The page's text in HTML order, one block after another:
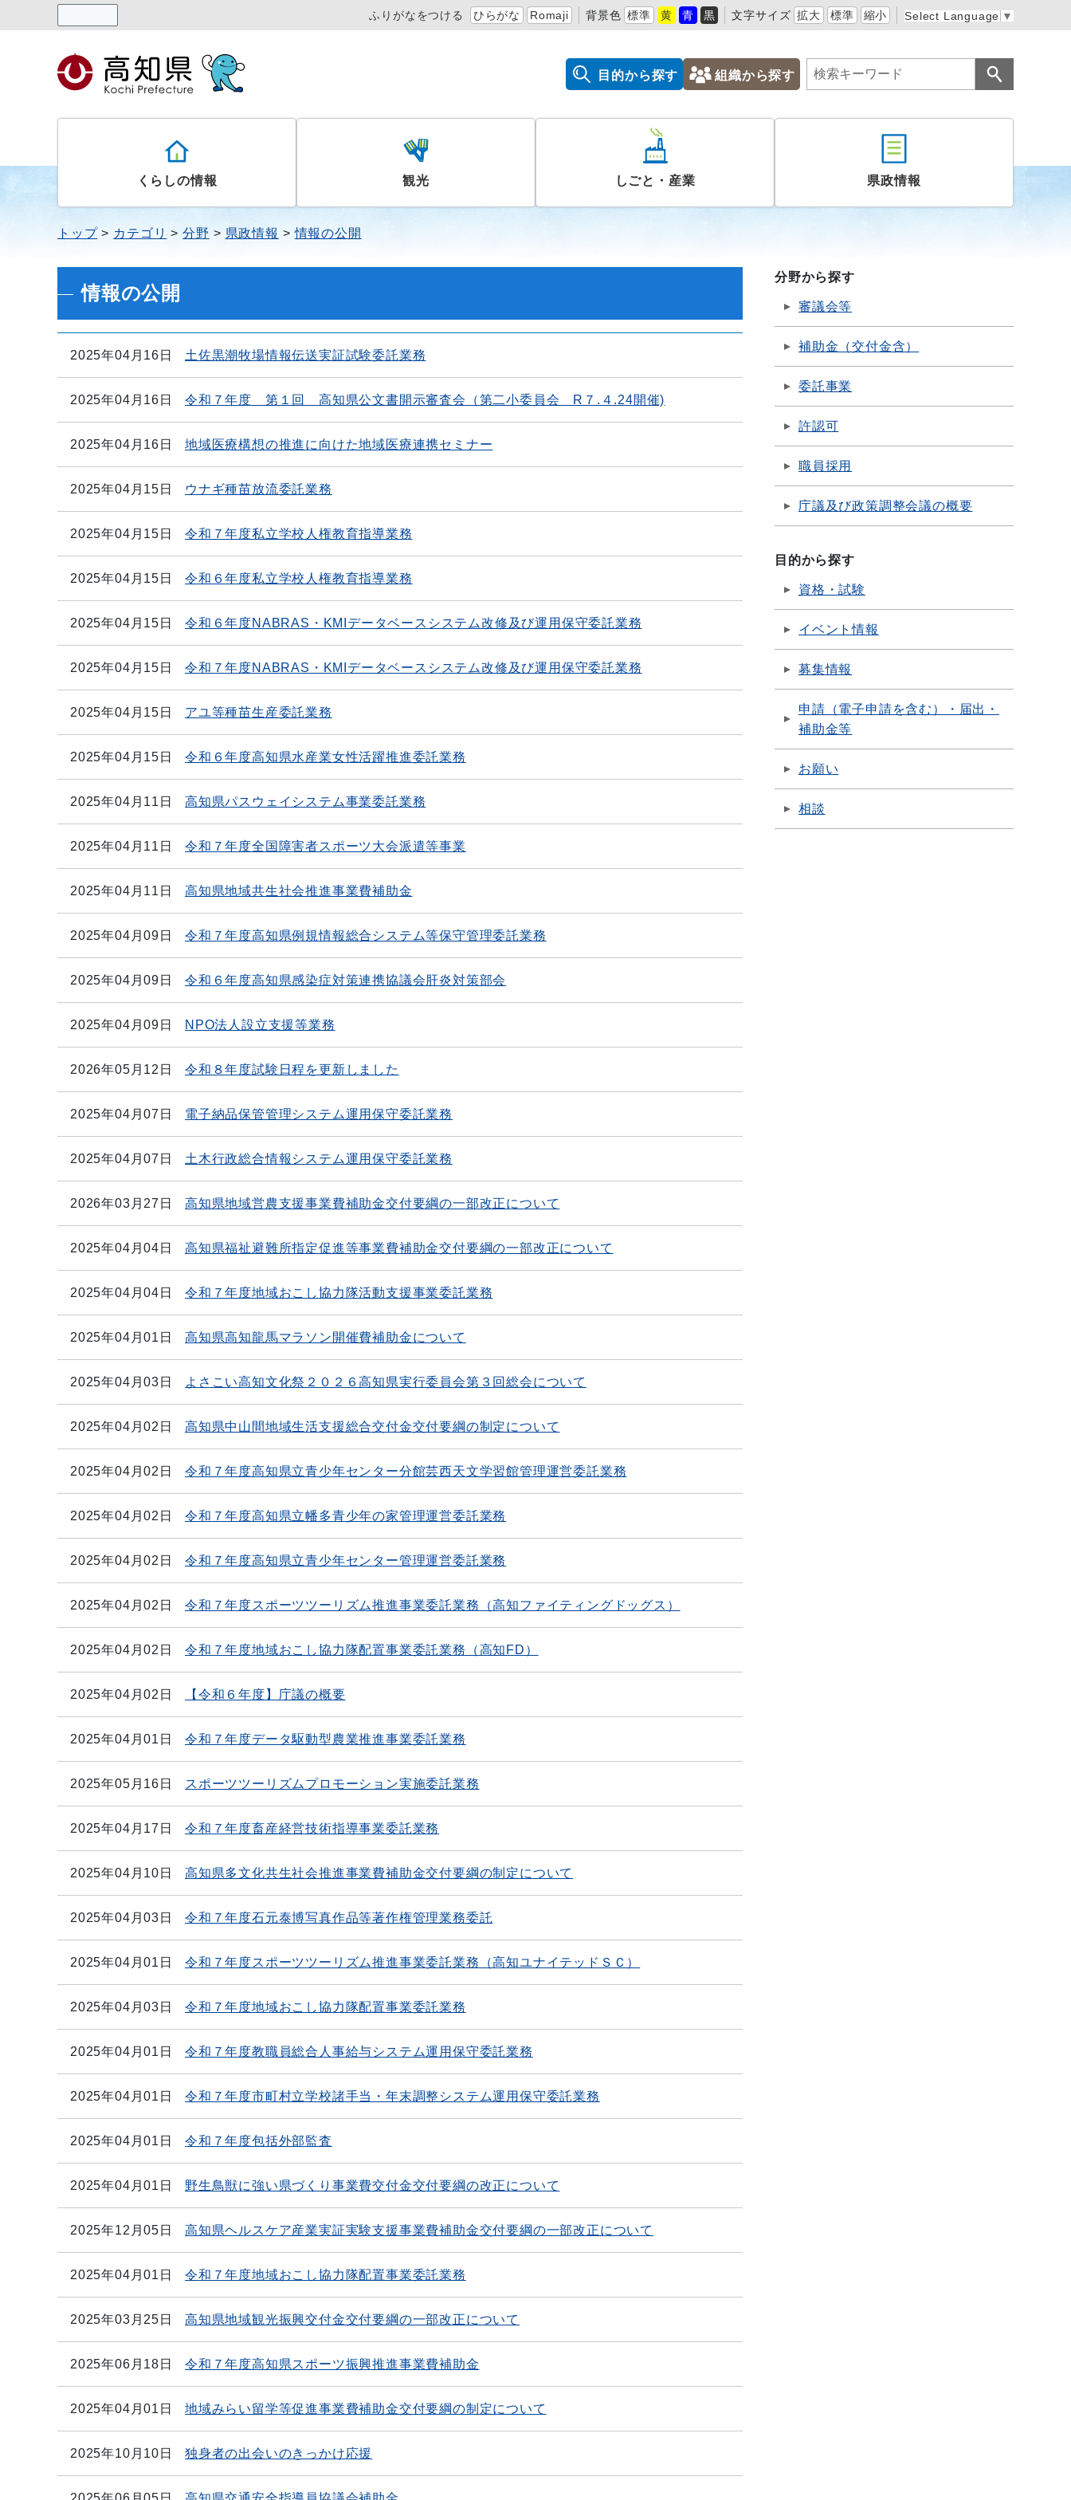
ふりがなをつける ひらがな Romaji 背景色 標準 黄 青 黒 文字サイズ 拡大 標準 縮小 Select Language ▼
目的から探す 組織から探す
くらしの情報 観光 しごと・産業 県政情報
トップ カテゴリ 分野 県政情報 情報の公開
情報の公開
2025年04月16日 土佐黒潮牧場情報伝送実証試験委託業務
2025年04月16日 令和７年度 第１回 高知県公文書開示審査会（第二小委員会 R７.４.24開催)
2025年04月16日 地域医療構想の推進に向けた地域医療連携セミナー
2025年04月15日 ウナギ種苗放流委託業務
2025年04月15日 令和７年度私立学校人権教育指導業務
2025年04月15日 令和６年度私立学校人権教育指導業務
2025年04月15日 令和６年度NABRAS・KMIデータベースシステム改修及び運用保守委託業務
2025年04月15日 令和７年度NABRAS・KMIデータベースシステム改修及び運用保守委託業務
2025年04月15日 アユ等種苗生産委託業務
2025年04月15日 令和６年度高知県水産業女性活躍推進委託業務
2025年04月11日 高知県パスウェイシステム事業委託業務
2025年04月11日 令和７年度全国障害者スポーツ大会派遣等事業
2025年04月11日 高知県地域共生社会推進事業費補助金
2025年04月09日 令和７年度高知県例規情報総合システム等保守管理委託業務
2025年04月09日 令和６年度高知県感染症対策連携協議会肝炎対策部会
2025年04月09日 NPO法人設立支援等業務
2026年05月12日 令和８年度試験日程を更新しました
2025年04月07日 電子納品保管管理システム運用保守委託業務
2025年04月07日 土木行政総合情報システム運用保守委託業務
2026年03月27日 高知県地域営農支援事業費補助金交付要綱の一部改正について
2025年04月04日 高知県福祉避難所指定促進等事業費補助金交付要綱の一部改正について
2025年04月04日 令和７年度地域おこし協力隊活動支援事業委託業務
2025年04月01日 高知県高知龍馬マラソン開催費補助金について
2025年04月03日 よさこい高知文化祭２０２６高知県実行委員会第３回総会について
2025年04月02日 高知県中山間地域生活支援総合交付金交付要綱の制定について
2025年04月02日 令和７年度高知県立青少年センター分館芸西天文学習館管理運営委託業務
2025年04月02日 令和７年度高知県立幡多青少年の家管理運営委託業務
2025年04月02日 令和７年度高知県立青少年センター管理運営委託業務
2025年04月02日 令和７年度スポーツツーリズム推進事業委託業務（高知ファイティングドッグス）
2025年04月02日 令和７年度地域おこし協力隊配置事業委託業務（高知FD）
2025年04月02日 【令和６年度】庁議の概要
2025年04月01日 令和７年度データ駆動型農業推進事業委託業務
2025年05月16日 スポーツツーリズムプロモーション実施委託業務
2025年04月17日 令和７年度畜産経営技術指導事業委託業務
2025年04月10日 高知県多文化共生社会推進事業費補助金交付要綱の制定について
2025年04月03日 令和７年度石元泰博写真作品等著作権管理業務委託
2025年04月01日 令和７年度スポーツツーリズム推進事業委託業務（高知ユナイテッドＳＣ）
2025年04月03日 令和７年度地域おこし協力隊配置事業委託業務
2025年04月01日 令和７年度教職員総合人事給与システム運用保守委託業務
2025年04月01日 令和７年度市町村立学校諸手当・年末調整システム運用保守委託業務
2025年04月01日 令和７年度包括外部監査
2025年04月01日 野生鳥獣に強い県づくり事業費交付金交付要綱の改正について
2025年12月05日 高知県ヘルスケア産業実証実験支援事業費補助金交付要綱の一部改正について
2025年04月01日 令和７年度地域おこし協力隊配置事業委託業務
2025年03月25日 高知県地域観光振興交付金交付要綱の一部改正について
2025年06月18日 令和７年度高知県スポーツ振興推進事業費補助金
2025年04月01日 地域みらい留学等促進事業費補助金交付要綱の制定について
2025年10月10日 独身者の出会いのきっかけ応援
分野から探す
審議会等
補助金（交付金含）
委託事業
許認可
職員採用
庁議及び政策調整会議の概要
目的から探す
資格・試験
イベント情報
募集情報
申請（電子申請を含む）・届出・
補助金等
お願い
相談